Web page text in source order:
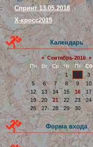
Спринт 13.05.2018
Х-кросс2019
Календарь
« Сентябрь 2016 »
Пн
Вт Ср Чт Пт Сб
1
2 3
5
6 7 8 9 10
12
13 14 15 16 17
19
20 21 22 23 24
26
27 28 29 30
Форма входа